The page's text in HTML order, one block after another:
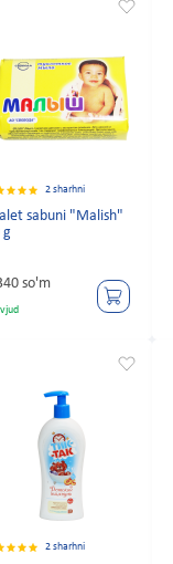
2 sharhni
sabuni "Malish"
g
so'm
2 sharhni